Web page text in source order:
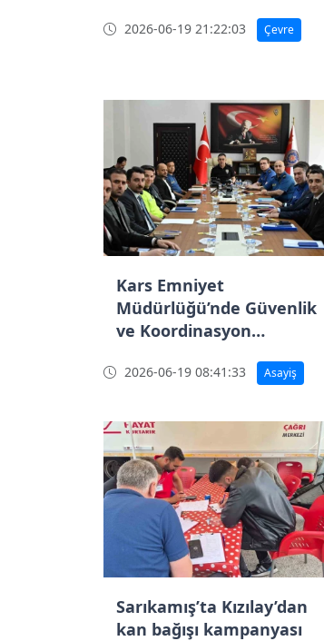
2026-06-19 21:22:03 Çevre
Kars Emniyet
Müdürlüğü’nde Güvenlik
ve Koordinasyon
2026-06-19 08:41:33 Asayiş
Sarıkamış’ta Kızılay’dan
kan bağışı kampanyası